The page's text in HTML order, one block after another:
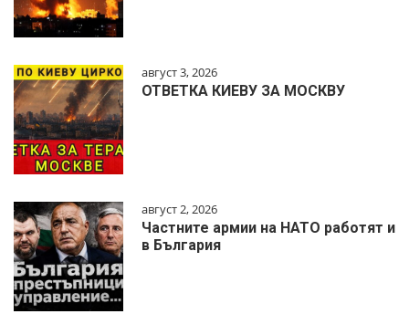
август 3, 2026
ОТВЕТКА КИЕВУ ЗА МОСКВУ
август 2, 2026
Частните армии на НАТО работят и
в България